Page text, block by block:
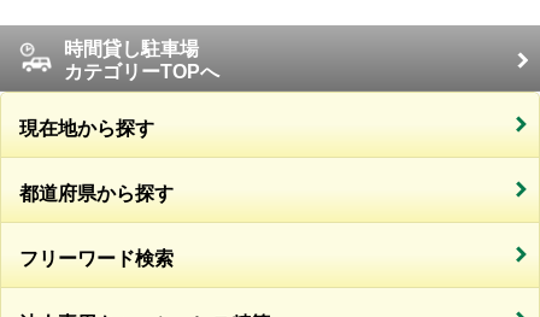
時間貸し駐車場
カテゴリーTOPへ
現在地から探す
都道府県から探す
フリーワード検索